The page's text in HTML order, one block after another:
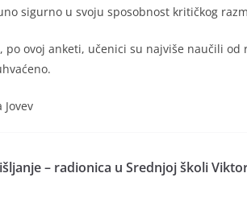
sigurno u svoju sposobnost kritičkog
po ovoj anketi, učenici su najviše naučili
– radionica u Srednjoj školi